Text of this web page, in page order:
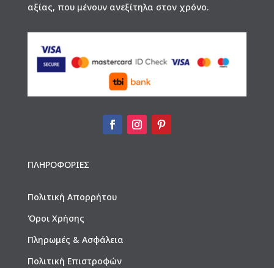
αξίας, που μένουν ανεξίτηλα στον χρόνο.
ΠΛΗΡΟΦΟΡΙΕΣ
Πολιτική Απορρήτου
Όροι Χρήσης
Πληρωμές & Ασφάλεια
Πολιτική Επιστροφών